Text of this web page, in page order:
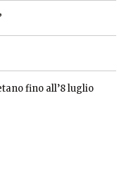
fino all’8 luglio